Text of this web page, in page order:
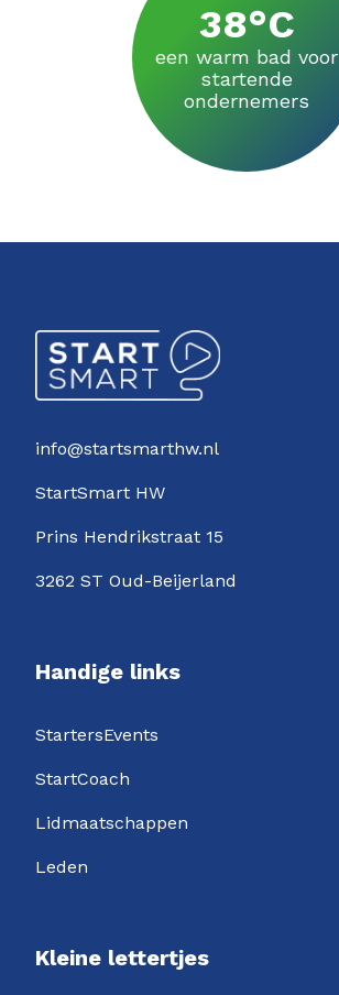
38°C
een warm bad voor
startende
ondernemers
info@startsmarthw.nl
StartSmart HW
Prins Hendrikstraat 15
3262 ST Oud-Beijerland
Handige links
StartersEvents
StartCoach
Lidmaatschappen
Leden
Kleine lettertjes